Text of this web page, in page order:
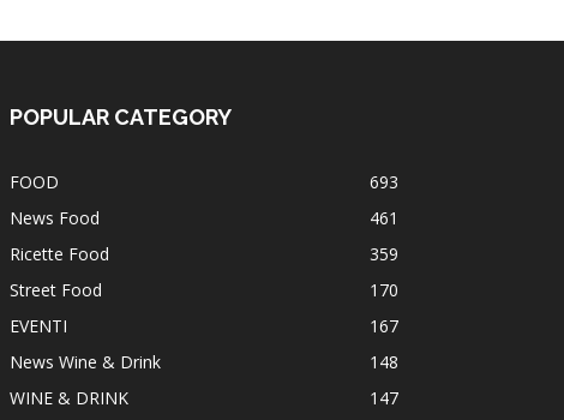
POPULAR CATEGORY
FOOD
693
News Food
461
Ricette Food
359
Street Food
170
EVENTI
167
News Wine & Drink
148
WINE & DRINK
147